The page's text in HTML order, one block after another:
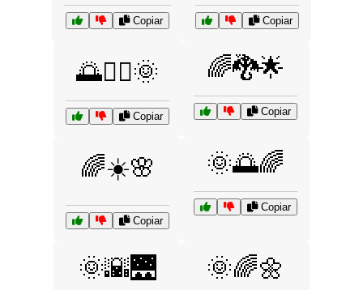
Copiar Copiar
🌅🚴‍♂️🌞
Copiar
🌈🐉🌟
Copiar
🌈☀️🌸
Copiar
🌞🌅🌈
Copiar
🌞🌇🌉 🌞🌈🌼